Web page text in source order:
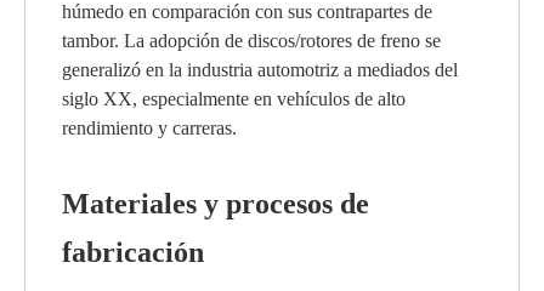
húmedo en comparación con sus contrapartes de
tambor. La adopción de discos/rotores de freno se
generalizó en la industria automotriz a mediados del
siglo XX, especialmente en vehículos de alto
rendimiento y carreras.
Materiales y procesos de
fabricación